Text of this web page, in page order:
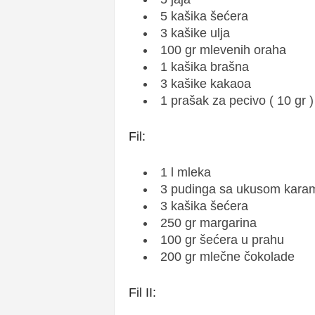
5 kašika šećera
3 kašike ulja
100 gr mlevenih oraha
1 kašika brašna
3 kašike kakaoa
1 prašak za pecivo ( 10 gr )
Fil:
1 l mleka
3 pudinga sa ukusom
3 kašika šećera
250 gr margarina
100 gr šećera u prahu
200 gr mlečne čokolade
Fil II: